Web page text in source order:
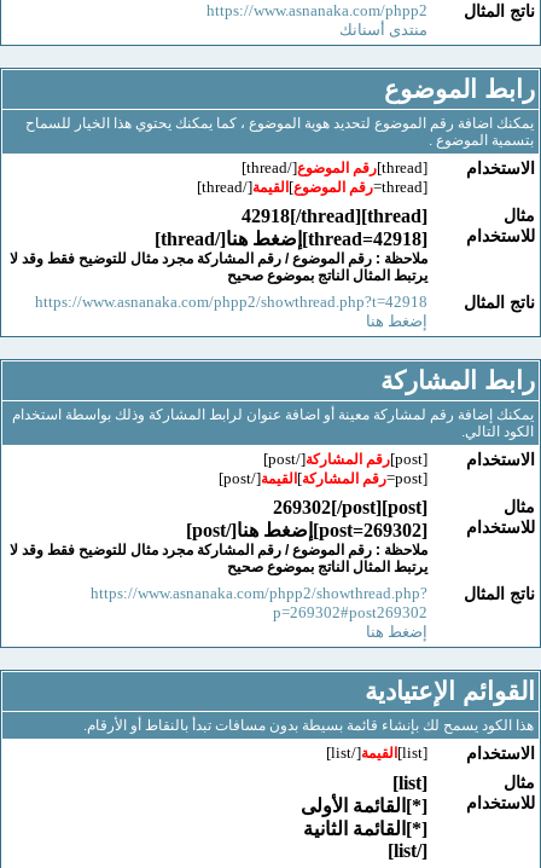
https://www.asnanaka.com/phpp2
منتدى أسنانك
الموضوع
اضافة رقم الموضوع لتحديد هوية الموضوع ، كما يمكنك يحتوي هذا الخيار للسماح
الموضوع .
[thread] رقم الموضوع[/thread]
رقم الموضوع]القيمة[/thread]
[thread=42918]إضغط هنا[/thread]
ملاحظة : رقم الموضوع / رقم المشاركة مجرد مثال للتوضيح فقط وقد لا
يرتبط المثال الناتج بموضوع صحيح
https://www.asnanaka.com/phpp2/showthread.php?t=42918
إضغط هنا
المشاركة
إضافة رقم لمشاركة معينة أو اضافة عنوان لرابط المشاركة وذلك بواسطة استخدام
[post] رقم المشاركة[/post]
رقم المشاركة]القيمة[/post]
[post=269302]إضغط هنا[/post]
ملاحظة : رقم الموضوع / رقم المشاركة مجرد مثال للتوضيح فقط وقد لا
يرتبط المثال الناتج بموضوع صحيح
https://www.asnanaka.com/phpp2/showthread.php?
p=269302#post269302
إضغط هنا
الإعتيادية
يسمح لك بإنشاء قائمة بسيطة بدون مسافات تبدأ بالنقاط أو الأرقام.
[list] القيمة[/list]
[*]القائمة الأولى
[*]القائمة الثانية